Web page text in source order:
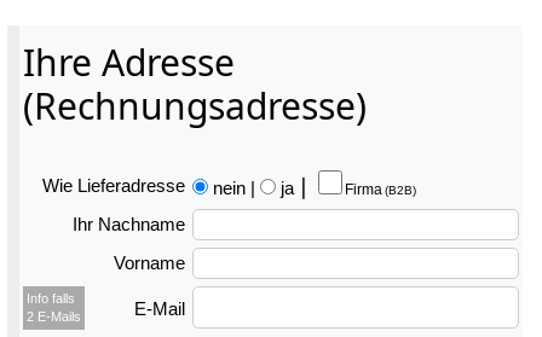
Ihre Adresse
(Rechnungsadresse)
Wie Liefer­adresse nein | ja Firma(B2B)
Ihr Nachname
Vorname
Info falls
2 E-Mails
E-Mail